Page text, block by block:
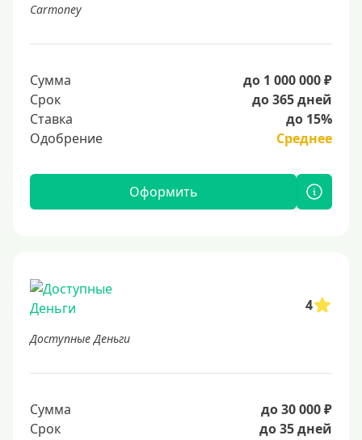
Carmoney
Сумма
до 1 000 000 ₽
Срок
до 365 дней
Ставка
до 15%
Одобрение
Среднее
Оформить
4
Доступные Деньги
Сумма
до 30 000 ₽
Срок
до 35 дней